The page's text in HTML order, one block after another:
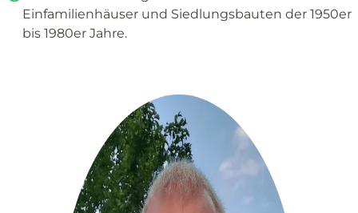
Einfamilienhäuser und Siedlungsbauten der 1950er
bis 1980er Jahre.